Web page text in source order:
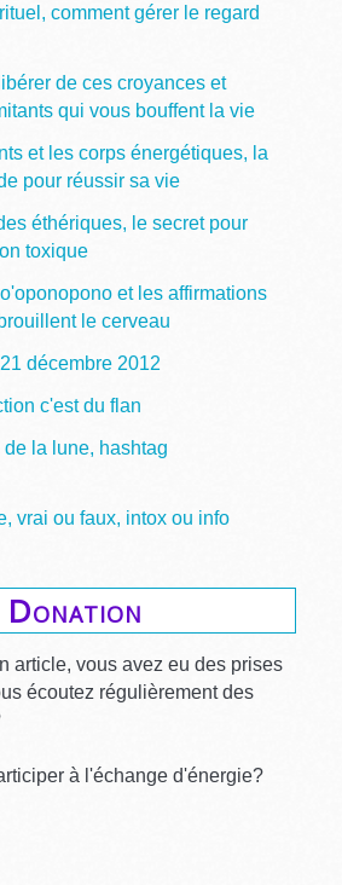
comment gérer le regard
de ces croyances et
qui vous bouffent la vie
et les corps énergétiques, la
pour réussir sa vie
éthériques, le secret pour
toxique
et les affirmations
le cerveau
décembre 2012
c'est du flan
de la lune, hashtag
vrai ou faux, intox ou info
Donation
article, vous avez eu des prises
écoutez régulièrement des
à l'échange d'énergie?